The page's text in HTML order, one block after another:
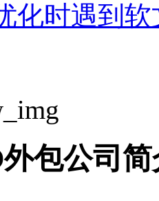
化时遇到
包公司简